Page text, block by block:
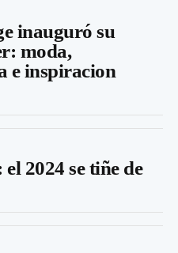
inauguró su
moda,
e inspiracion
2024 se tiñe de